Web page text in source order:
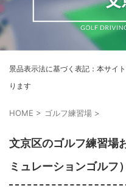
景品表示法に基づく表記：本サイ
ります
HOME > ゴルフ練習場 >
文京区のゴルフ練習場
ミュレーションゴルフ）